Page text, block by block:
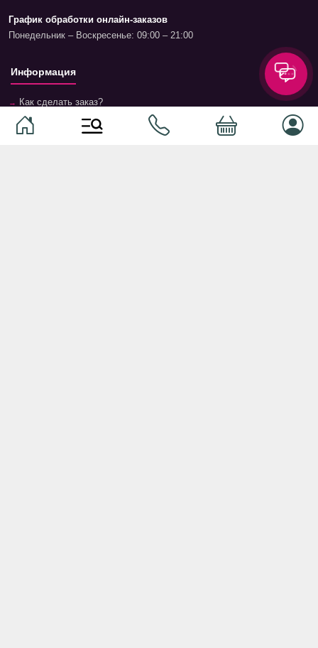
График обработки онлайн-заказов
Понедельник – Воскресенье: 09:00 – 21:00
Информация
Как сделать заказ?
Доставка и оплата